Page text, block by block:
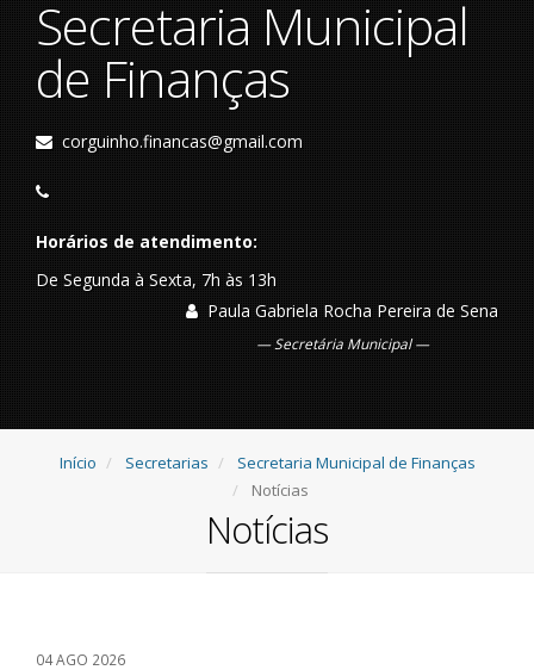
Secretaria Municipal
de Finanças
corguinho.financas@gmail.com
Horários de atendimento:
De Segunda à Sexta, 7h às 13h
Paula Gabriela Rocha Pereira de Sena
Secretária Municipal
Início Secretarias
Secretaria Municipal de Finanças
Notícias
Notícias
04 AGO 2026